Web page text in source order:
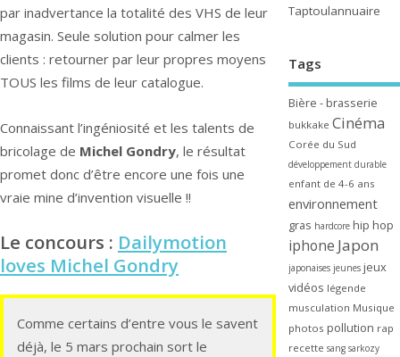
par inadvertance la totalité des VHS de leur
magasin. Seule solution pour calmer les
clients : retourner par leur propres moyens
TOUS les films de leur catalogue.
Connaissant l’ingéniosité et les talents de
bricolage de Michel Gondry, le résultat
promet donc d’être encore une fois une
vraie mine d’invention visuelle !!
Le concours : Dailymotion
loves Michel Gondry
Comme certains d’entre vous le savent
déjà, le 5 mars prochain sort le
Taptoulannuaire
Tags
Bière - brasserie
bukkake Cinéma
Corée du Sud
développement durable
enfant de 4-6 ans
environnement
gras hardcore hip hop
iphone Japon
japonaises jeunes jeux
vidéos légende
musculation Musique
photos pollution rap
recette sang sarkozy